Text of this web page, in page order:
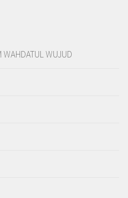
WAHDATUL WUJUD